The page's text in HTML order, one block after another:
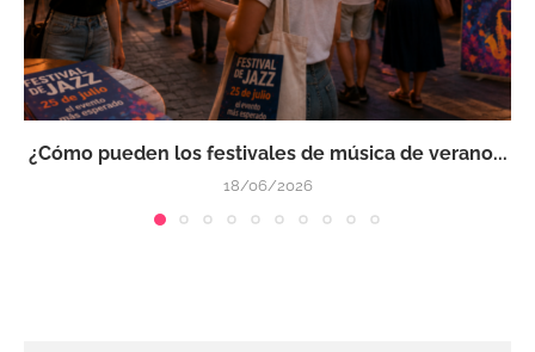
¿Cómo pueden los festivales de música de verano...
18/06/2026